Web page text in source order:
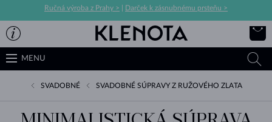
Ručná výroba z Prahy > Darček k zásnubnému prsteňu >
MENU
SVADOBNÉ SVADOBNÉ SÚPRAVY Z RUŽOVÉHO ZLATA